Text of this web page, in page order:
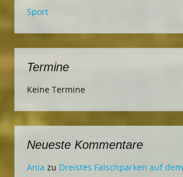
Sport
Termine
Keine Termine
Neueste Kommentare
Ania zu Dreistes Falschparken auf dem